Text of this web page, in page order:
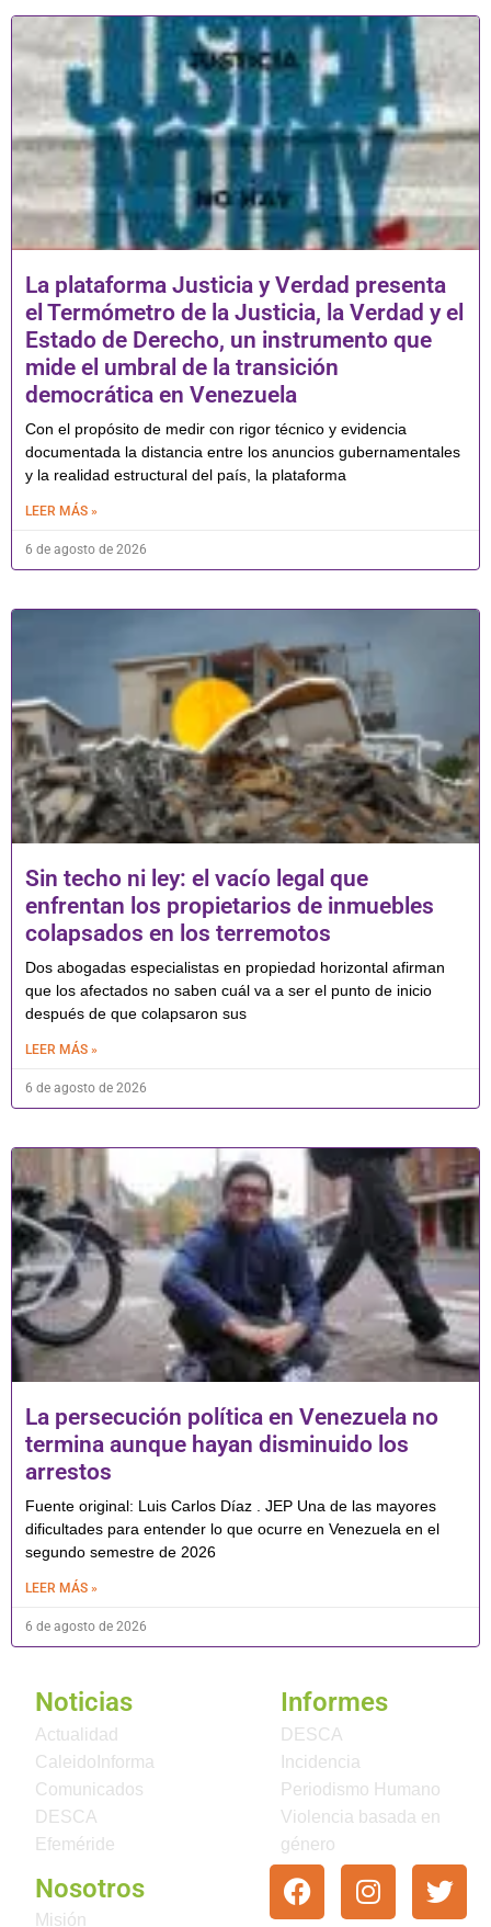
La plataforma Justicia y Verdad presenta
el Termómetro de la Justicia, la Verdad y el
Estado de Derecho, un instrumento que
mide el umbral de la transición
democrática en Venezuela
Con el propósito de medir con rigor técnico y evidencia
documentada la distancia entre los anuncios gubernamentales
y la realidad estructural del país, la plataforma
LEER MÁS »
6 de agosto de 2026
Sin techo ni ley: el vacío legal que
enfrentan los propietarios de inmuebles
colapsados en los terremotos
Dos abogadas especialistas en propiedad horizontal afirman
que los afectados no saben cuál va a ser el punto de inicio
después de que colapsaron sus
LEER MÁS »
6 de agosto de 2026
La persecución política en Venezuela no
termina aunque hayan disminuido los
arrestos
Fuente original: Luis Carlos Díaz . JEP Una de las mayores
dificultades para entender lo que ocurre en Venezuela en el
segundo semestre de 2026
LEER MÁS »
6 de agosto de 2026
Noticias
Actualidad
CaleidoInforma
Comunicados
DESCA
Efeméride
Informes
DESCA
Incidencia
Periodismo Humano
Violencia basada en
género
Nosotros
Misión